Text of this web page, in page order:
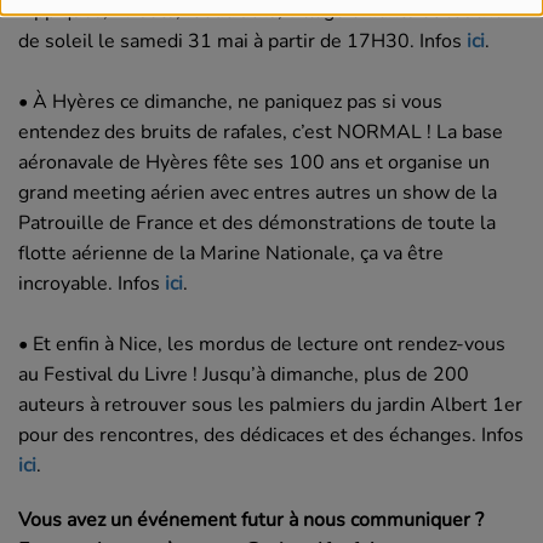
hippiques, DJ sets, foodtrucks, village enfants et coucher
de soleil le samedi 31 mai à partir de 17H30. Infos ici.
• À Hyères ce dimanche, ne paniquez pas si vous
entendez des bruits de rafales, c’est NORMAL ! La base
aéronavale de Hyères fête ses 100 ans et organise un
grand meeting aérien avec entres autres un show de la
Patrouille de France et des démonstrations de toute la
flotte aérienne de la Marine Nationale, ça va être
incroyable. Infos ici.
• Et enfin à Nice, les mordus de lecture ont rendez-vous
au Festival du Livre ! Jusqu’à dimanche, plus de 200
auteurs à retrouver sous les palmiers du jardin Albert 1er
pour des rencontres, des dédicaces et des échanges. Infos
ici.
Vous avez un événement futur à nous communiquer ?